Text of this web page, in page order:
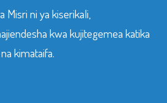
Misri ni ya kiserikali,
kwa kujitegemea katika
kimataifa.